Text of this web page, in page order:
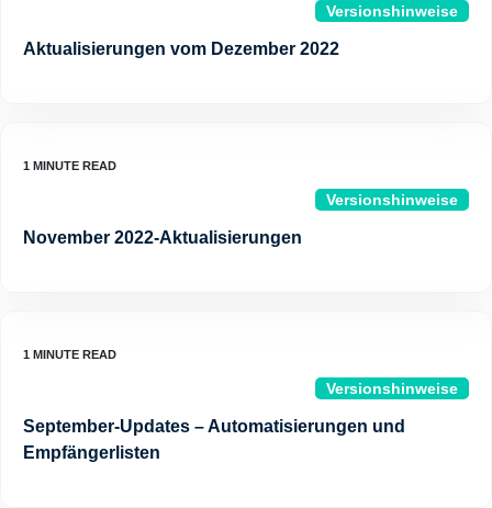
Versionshinweise
Aktualisierungen vom Dezember 2022
Versionshinweise
November 2022-Aktualisierungen
Versionshinweise
September-Updates – Automatisierungen und
Empfängerlisten